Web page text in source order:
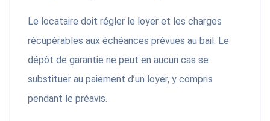
Le locataire doit régler le loyer et les charges
récupérables aux échéances prévues au bail. Le
dépôt de garantie ne peut en aucun cas se
substituer au paiement d’un loyer, y compris
pendant le préavis.